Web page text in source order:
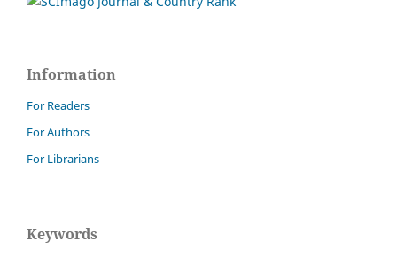
Information
For Readers
For Authors
For Librarians
Keywords